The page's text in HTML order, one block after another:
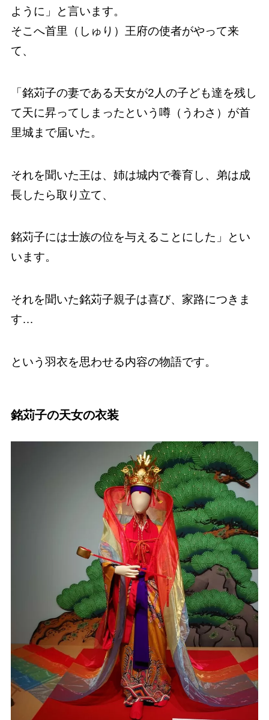
ように」と言います。
そこへ首里（しゅり）王府の使者がやって来
て、
「銘苅子の妻である天女が2人の子ども達を残し
て天に昇ってしまったという噂（うわさ）が首
里城まで届いた。
それを聞いた王は、姉は城内で養育し、弟は成
長したら取り立て、
銘苅子には士族の位を与えることにした」とい
います。
それを聞いた銘苅子親子は喜び、家路につきま
す…
という羽衣を思わせる内容の物語です。
銘苅子の天女の衣装